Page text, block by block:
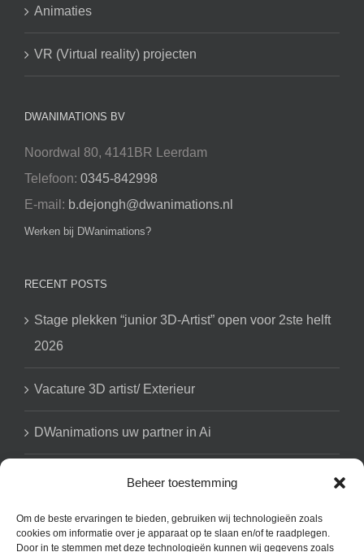
Beheer toestemming
Om de beste ervaringen te bieden, gebruiken wij technologieën zoals
cookies om informatie over je apparaat op te slaan en/of te raadplegen.
Door in te stemmen met deze technologieën kunnen wij gegevens zoals
Animaties
VR (Virtual reality) projecten
DWANIMATIONS BV
Noordwal 80, 4141BR Leerdam
Telefoon: 0345-842998
E-mail: b.dejongh@dwanimations.nl
Werken bij DWanimations?
RECENT POSTS
Stage plekken “junior 3D-Artist” open voor 2ste helft
2026
Vacature 3D artist/ Exterieur
DWanimations uw partner in Ai